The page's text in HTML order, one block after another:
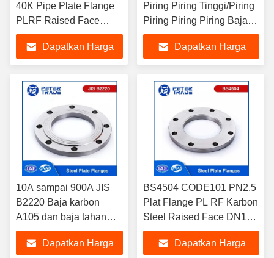
40K Pipe Plate Flange
PLRF Raised Face
A105 untuk aplikasi
industriDapatkan Harga
Piring Piring Tinggi/Piring
Piring Piring Piring Baja
Rinsing untuk Pengolahan
Dapatkan Harga
10A sampai 900A JIS
B2220 Baja karbon
A105 dan baja tahan
karat 304 316 PLFF
PLRF 20K 20KG/CM2
Dapatkan Harga
BS4504 CODE101 PN2.5
Plat Flange PL RF Karbon
Steel Raised Face DN10
sampai DN2000 untuk
industri pemanasan
Dapatkan Harga